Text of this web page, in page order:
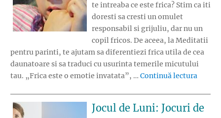
te intreaba ce este frica? Stim ca iti
doresti sa cresti un omulet
responsabil si grijuliu, dar nu un
copil fricos. De aceea, la Meditatii
pentru parinti, te ajutam sa diferentiezi frica utila de cea
daunatoare si sa traduci cu usurinta temerile micutului
tau. „Frica este o emotie invatata”, … Continuă lectura
Jocul de Luni: Jocuri de